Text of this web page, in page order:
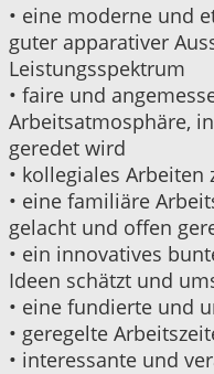
• eine moderne und
guter apparativer
Leistungsspektrum
• faire und
Arbeitsatmosphäre,
geredet wird
• kollegiales
• eine familiäre
gelacht und offen
• ein innovatives
Ideen schätzt und
• eine fundierte und
• geregelte
• interessante und